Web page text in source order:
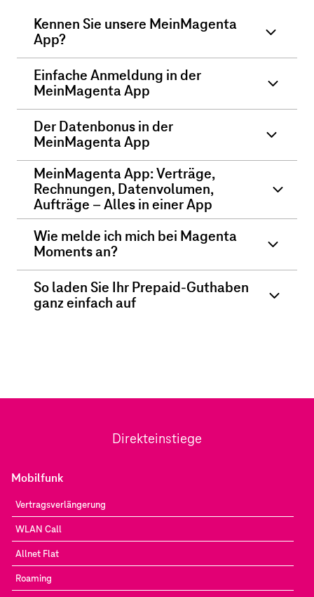
Kennen Sie unsere MeinMagenta
App?
Einfache Anmeldung in der
MeinMagenta App
Der Datenbonus in der
MeinMagenta App
MeinMagenta App: Verträge,
Rechnungen, Datenvolumen,
Aufträge – Alles in einer App
Wie melde ich mich bei Magenta
Moments an?
So laden Sie Ihr Prepaid-Guthaben
ganz einfach auf
Direkteinstiege
Mobilfunk
Vertragsverlängerung
WLAN Call
Allnet Flat
Roaming